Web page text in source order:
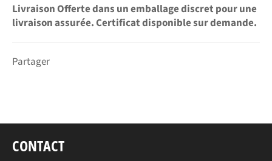
Livraison Offerte dans un emballage discret pour une
livraison assurée. Certificat disponible sur demande.
Partager
CONTACT